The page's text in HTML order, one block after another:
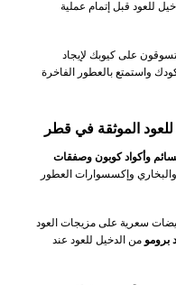
للعود قبل إتمام عملية
على كيوبك لإيجاد
واستمتع بالعطور الفاخرة
الموثقة في قطر
وأكواد كوبون وصفقات
وإكسسوارات العطور
سعرية على مزيجات العود
برومو من الدخيل للعود عند